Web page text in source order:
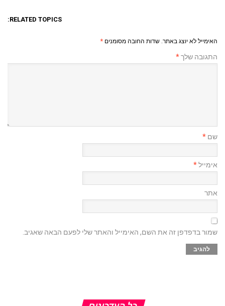
RELATED TOPICS:
האימייל לא יוצג באתר. שדות החובה מסומנים *
התגובה שלך*
שם *
אימייל*
אתר
שמור בדפדפן זה את השם, האימייל והאתר שלי לפעם הבאה שאגיב.